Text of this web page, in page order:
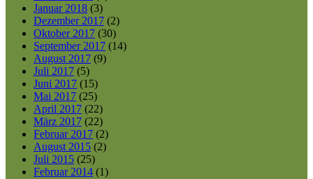
Januar 2018 (3)
Dezember 2017 (2)
Oktober 2017 (30)
September 2017 (14)
August 2017 (9)
Juli 2017 (5)
Juni 2017 (15)
Mai 2017 (25)
April 2017 (22)
März 2017 (22)
Februar 2017 (2)
August 2015 (2)
Juli 2015 (25)
Februar 2014 (1)